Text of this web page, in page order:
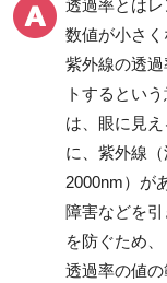
透過率とはレ
数値が小さ
紫外線の透
トするとい
は、眼に見
に、紫外線
2000nm）が
障害などを
を防ぐため
透過率の値の